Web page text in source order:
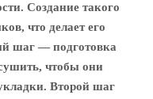
Создание такого
что делает его
шаг — подготовка
чтобы они
Второй шаг